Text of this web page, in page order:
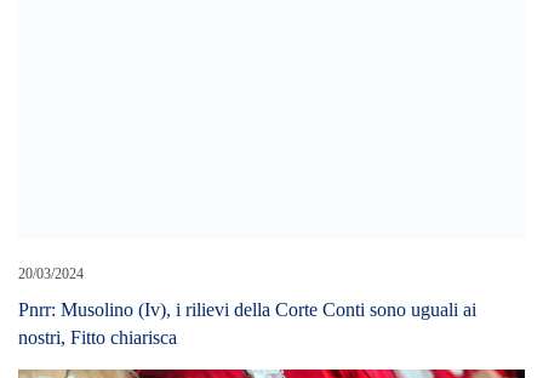
20/03/2024
Pnrr: Musolino (Iv), i rilievi della Corte Conti sono uguali ai
nostri, Fitto chiarisca